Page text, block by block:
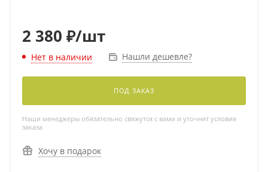
2 380 ₽/шт
Нет в наличии Нашли дешевле?
ПОД ЗАКАЗ
Наши менеджеры обязательно свяжутся с вами и уточнят условия
заказа
Хочу в подарок